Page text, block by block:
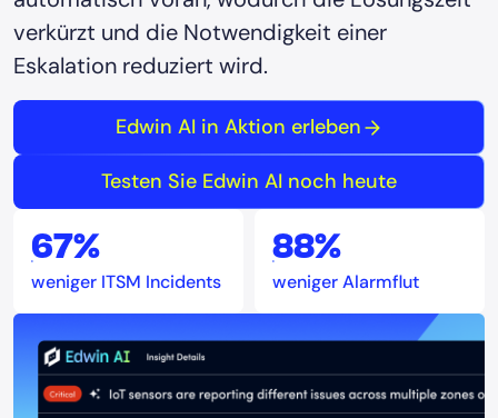
verkürzt und die Notwendigkeit einer
Eskalation reduziert wird.
Edwin AI in Aktion erleben
Testen Sie Edwin AI noch heute
67%
weniger ITSM Incidents
88%
weniger Alarmflut